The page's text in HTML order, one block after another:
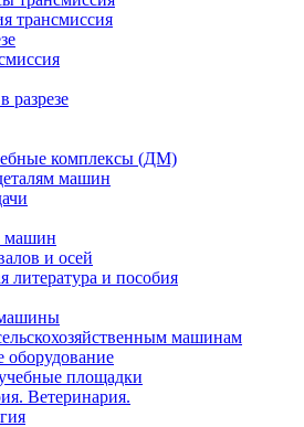
трансмиссия
разрезе
комплексы (ДМ)
машин
машин
и осей
литература и пособия
машины
машинам
оборудование
площадки
Ветеринария.